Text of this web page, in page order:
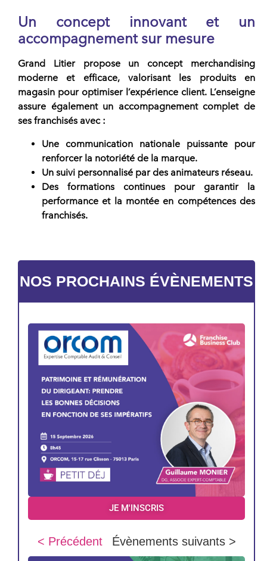
Un concept innovant et un
accompagnement sur mesure
Grand Litier propose un concept merchandising
moderne et efficace, valorisant les produits en
magasin pour optimiser l’expérience client. L’enseigne
assure également un accompagnement complet de
ses franchisés avec :
Une communication nationale puissante pour
renforcer la notoriété de la marque.
Un suivi personnalisé par des animateurs réseau.
Des formations continues pour garantir la
performance et la montée en compétences des
franchisés.
NOS PROCHAINS ÉVÈNEMENTS
JE M'INSCRIS
< Précédent Évènements suivants >